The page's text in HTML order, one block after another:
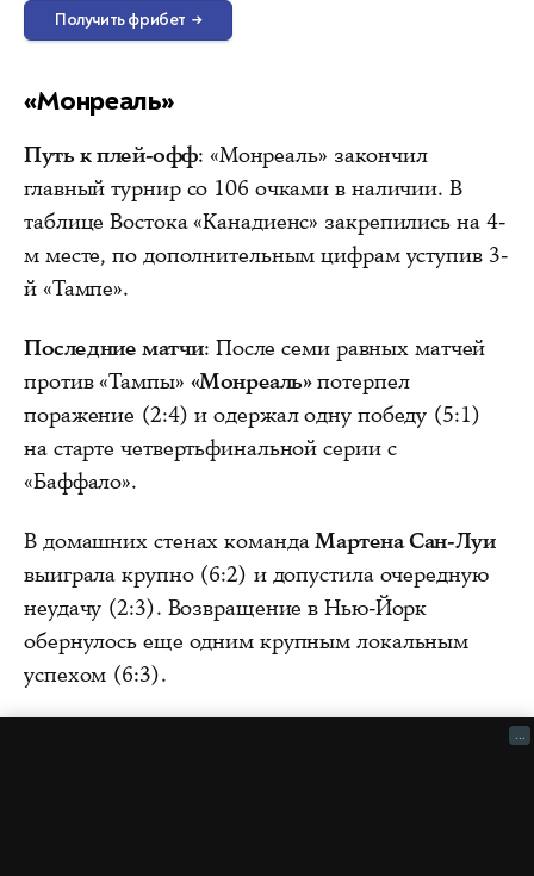
Получить фрибет →
«Монреаль»
Путь к плей-офф: «Монреаль» закончил
главный турнир со 106 очками в наличии. В
таблице Востока «Канадиенс» закрепились на 4-
м месте, по дополнительным цифрам уступив 3-
й «Тампе».
Последние матчи: После семи равных матчей
против «Тампы» «Монреаль»потерпел
поражение (2:4) и одержал одну победу (5:1)
на старте четвертьфинальной серии с
«Баффало».
В домашних стенах командаМартена Сан-Луи
выиграла крупно (6:2) и допустила очередную
неудачу (2:3). Возвращение в Нью-Йорк
обернулось еще одним крупным локальным
успехом (6:3).
...